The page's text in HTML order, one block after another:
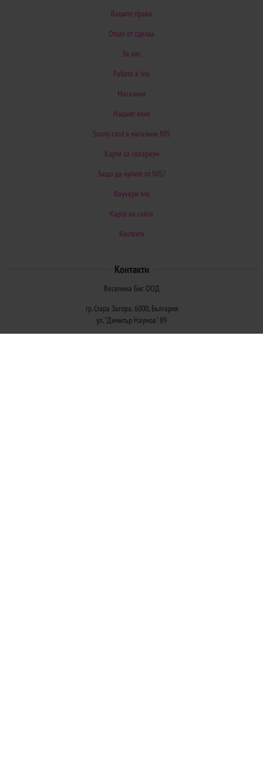
Вашите права
Отказ от сделка
За нас
Работа в Ivis
Магазини
Нашият екип
Sunny card в магазини IVIS
Карти за солариум
Защо да купите от IVIS?
Ваучери Ivis
Карта на сайта
Контакти
Контакти
Веселина Бис ООД
гр. Стара Загора, 6000, България
ул. "Димитър Наумов" 89